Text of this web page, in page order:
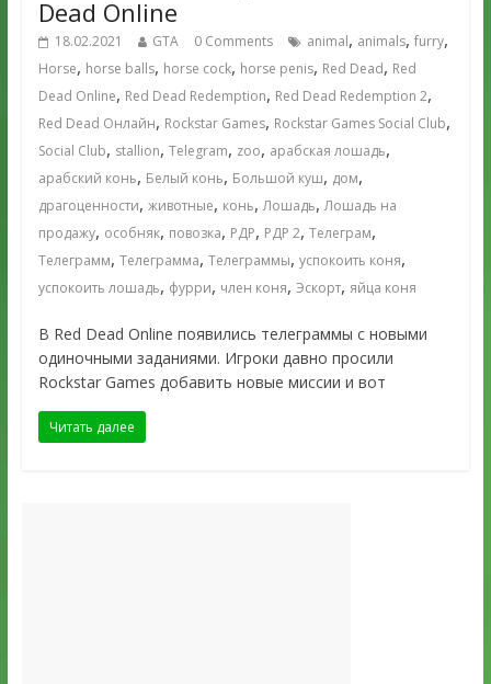
Dead Online
18.02.2021 GTA 0 Comments animal, animals, furry,
Horse, horse balls, horse cock, horse penis, Red Dead, Red
Dead Online, Red Dead Redemption, Red Dead Redemption 2,
Red Dead Онлайн, Rockstar Games, Rockstar Games Social Club,
Social Club, stallion, Telegram, zoo, арабская лошадь,
арабский конь, Белый конь, Большой куш, дом,
драгоценности, животные, конь,Лошадь,Лошадь на
продажу, особняк, повозка, РДР, РДР 2, Телеграм,
Телеграмм, Телеграмма, Телеграммы, успокоить коня,
успокоить лошадь, фурри, член коня, Эскорт, яйца коня
В Red Dead Online появились телеграммы с новыми
одиночными заданиями. Игроки давно просили
Rockstar Games добавить новые миссии и вот
Читать далее